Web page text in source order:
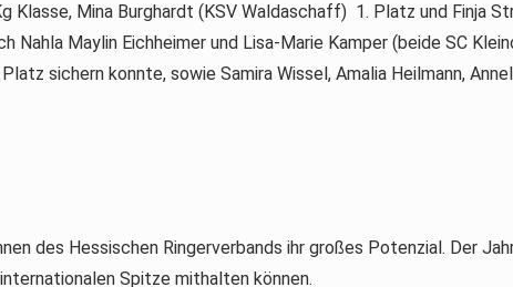
Klasse, Mina Burghardt (KSV Waldaschaff) 1. Platz und Finja
Maylin Eichheimer und Lisa-Marie Kamper (beide SC
sichern konnte, sowie Samira Wissel, Amalia Heilmann,
des Hessischen Ringerverbands ihr großes Potenzial. Der
Spitze mithalten können.